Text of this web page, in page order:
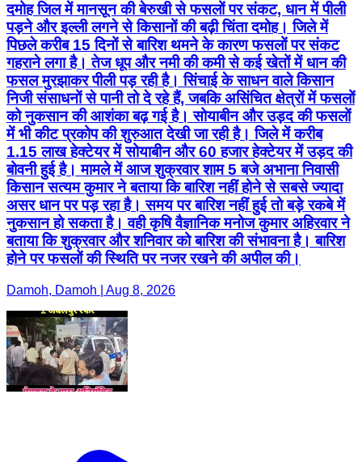
दमोह जिल में मानसून की बेरुखी से फसलों पर संकट, धान में पीली
पड़ने और इल्ली लगने से किसानों की बढ़ी चिंता दमोह। जिले में
पिछले करीब 15 दिनों से बारिश थमने के कारण फसलों पर संकट
गहराने लगा है। तेज धूप और नमी की कमी से कई खेतों में धान की
फसल मुरझाकर पीली पड़ रही है। सिंचाई के साधन वाले किसान
निजी संसाधनों से पानी तो दे रहे हैं, जबकि असिंचित क्षेत्रों में फसलों
को नुकसान की आशंका बढ़ गई है। सोयाबीन और उड़द की फसलों
में भी कीट प्रकोप की शुरुआत देखी जा रही है। जिले में करीब
1.15 लाख हेक्टेयर में सोयाबीन और 60 हजार हेक्टेयर में उड़द की
बोवनी हुई है। मामले में आज शुक्रवार शाम 5 बजे अभाना निवासी
किसान सत्यम कुमार ने बताया कि बारिश नहीं होने से सबसे ज्यादा
असर धान पर पड़ रहा है। समय पर बारिश नहीं हुई तो बड़े रकबे में
नुकसान हो सकता है। वही कृषि वैज्ञानिक मनोज कुमार अहिरवार ने
बताया कि शुक्रवार और शनिवार को बारिश की संभावना है। बारिश
होने पर फसलों की स्थिति पर नजर रखने की अपील की।
Damoh, Damoh | Aug 8, 2026